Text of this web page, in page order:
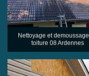
Nettoyage et
toiture 08 Ardennes